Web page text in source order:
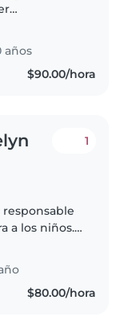
años
$90.00/hora
1
responsable
a los niños.
con
Me
$80.00/hora